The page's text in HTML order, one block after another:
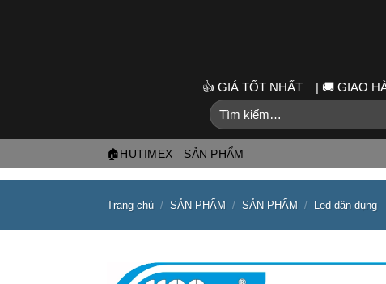
👍 GIÁ TỐT NHẤT | 🚚 GIAO
Tìm
kiếm:
🏠HUTIMEX SẢN PHẨM
Trang chủ / SẢN PHẨM / SẢN PHẨM / Led dân dụng